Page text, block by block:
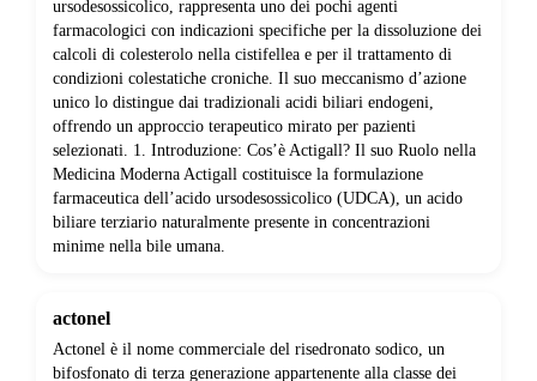
ursodesossicolico, rappresenta uno dei pochi agenti
farmacologici con indicazioni specifiche per la dissoluzione dei
calcoli di colesterolo nella cistifellea e per il trattamento di
condizioni colestatiche croniche. Il suo meccanismo d’azione
unico lo distingue dai tradizionali acidi biliari endogeni,
offrendo un approccio terapeutico mirato per pazienti
selezionati. 1. Introduzione: Cos’è Actigall? Il suo Ruolo nella
Medicina Moderna Actigall costituisce la formulazione
farmaceutica dell’acido ursodesossicolico (UDCA), un acido
biliare terziario naturalmente presente in concentrazioni
minime nella bile umana.
actonel
Actonel è il nome commerciale del risedronato sodico, un
bifosfonato di terza generazione appartenente alla classe dei